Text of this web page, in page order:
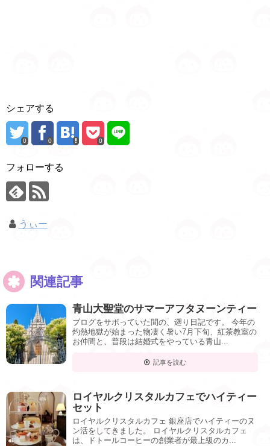
シェアする
0 0 0
フォローする
うぃー
関連記事
青山大聖堂のサマーアフタヌーンティー
ブログをサボっていた間の、遡り日記です。 今年の
灼熱地獄が始まった物凄く暑い7月下旬、紅茶教室の
お仲間と、普段は結婚式をやっている青山...
記事を読む
ロイヤルクリスタルカフェでハイティー
セット
ロイヤルクリスタルカフェ 銀座店でハイティーのヌ
ン活をしてきました。 ロイヤルクリスタルカフェ
は、ドトールコーヒーの創業者が最上級のカ...